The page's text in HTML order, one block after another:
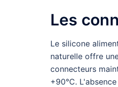
Les
Le silicone
naturelle offre
connecteurs
+90°C.